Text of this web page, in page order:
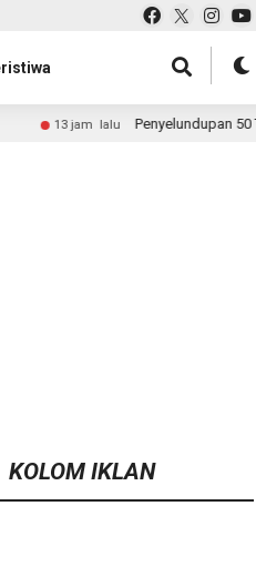
50 Ton Pasir Timah ke
KOLOM IKLAN